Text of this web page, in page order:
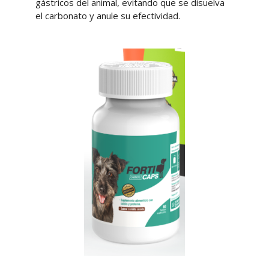
el carbonato y anule su efectividad.